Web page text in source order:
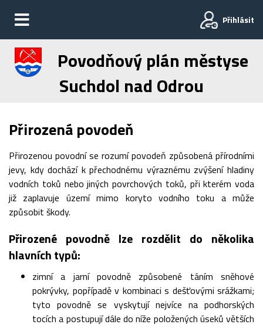
Přihlásit
Povodňový plán městyse
Suchdol nad Odrou
Přirozená povodeň
Přirozenou povodní se rozumí povodeň způsobená přírodními
jevy, kdy dochází k přechodnému výraznému zvýšení hladiny
vodních toků nebo jiných povrchových toků, při kterém voda
již zaplavuje území mimo koryto vodního toku a může
způsobit škody.
Přirozené povodně lze rozdělit do několika
hlavních typů:
zimní a jarní povodně způsobené táním sněhové
pokrývky, popřípadě v kombinaci s dešťovými srážkami;
tyto povodně se vyskytují nejvíce na podhorských
tocích a postupují dále do níže položených úseků větších